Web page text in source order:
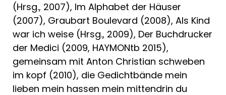
(Hrsg., 2007), Im Alphabet der Häuser
(2007), Graubart Boulevard (2008), Als Kind
war ich weise (Hrsg., 2009), Der Buchdrucker
der Medici (2009, HAYMONtb 2015),
gemeinsam mit Anton Christian schweben
im kopf (2010), die Gedichtbände mein
lieben mein hassen mein mittendrin du